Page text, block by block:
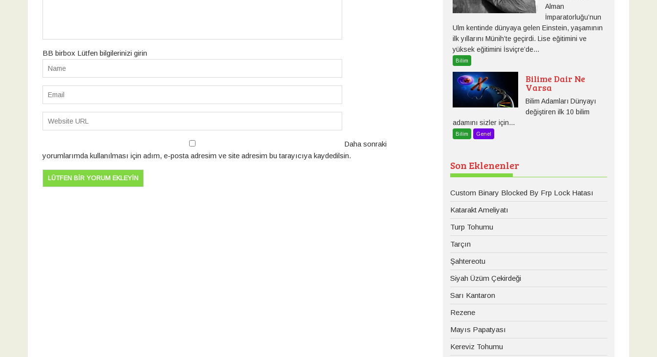
BB birbox Lütfen bilgilerinizi girin
Daha sonraki
yorumlarımda kullanılması için adım, e-posta adresim ve site adresim bu tarayıcıya kaydedilsin.
Alman
İmparatorluğu’nun
Ulm kentinde dünyaya gelen Einstein, yaşamının
ilk yıllarını Münih’te geçirdi. Lise eğitimini ve
yüksek eğitimini İsviçre’de...
Bilim
Bilime Dair Ne
Varsa
Bilim Adamları Dünyayı
değiştiren ilk 10 bilim
adamını sizler için...
Bilim Genel
Son Eklenenler
Custom Binary Blocked By Frp Lock Hatası
Katarakt Ameliyatı
Turp Tohumu
Tarçın
Şahtereotu
Siyah Üzüm Çekirdeği
Sarı Kantaron
Rezene
Mayıs Papatyası
Kereviz Tohumu